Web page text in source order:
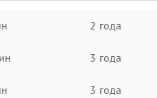
2 года
3 года
3 года